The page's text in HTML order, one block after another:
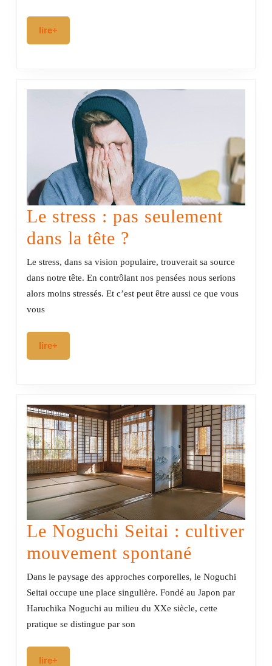
lire+
Le stress : pas seulement
dans la tête ?
stress
:
pas
?
Le stress, dans sa vision populaire, trouverait sa source
dans notre tête. En contrôlant nos pensées nous serions
alors moins stressés. Et c’est peut être aussi ce que vous
vous
lire+
Le Noguchi Seitai : cultiver
mouvement spontané
Noguchi
Seitai
:
Dans le paysage des approches corporelles, le Noguchi
Seitai occupe une place singulière. Fondé au Japon par
Haruchika Noguchi au milieu du XXe siècle, cette
pratique se distingue par son
lire+